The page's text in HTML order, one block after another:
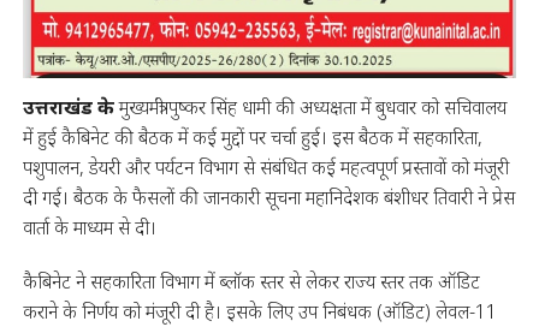
उत्तराखंड केमुख्यमंत्री पुष्कर सिंह धामी की अध्यक्षता में बुधवार को सचिवालय
में हुई कैबिनेट की बैठक में कई मुद्दों पर चर्चा हुई। इस बैठक में सहकारिता,
पशुपालन, डेयरी और पर्यटन विभाग से संबंधित कई महत्वपूर्ण प्रस्तावों को मंजूरी
दी गई। बैठक के फैसलों की जानकारी सूचना महानिदेशक बंशीधर तिवारी ने प्रेस
वार्ता के माध्यम से दी।
कैबिनेट ने सहकारिता विभाग में ब्लॉक स्तर से लेकर राज्य स्तर तक ऑडिट
कराने के निर्णय को मंजूरी दी है। इसके लिए उप निबंधक (ऑडिट) लेवल-11